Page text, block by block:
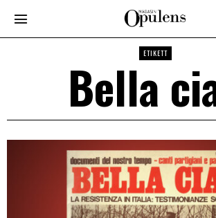
ETIKETT
Bella